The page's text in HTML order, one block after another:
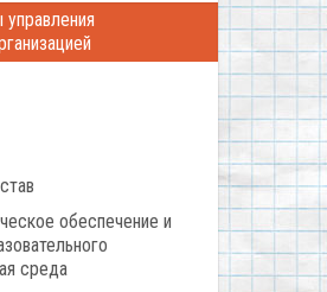
управления
обеспечение и
среда